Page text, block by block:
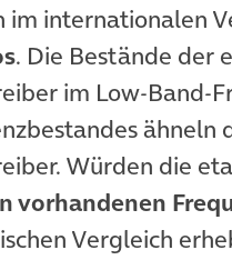
im internationalen
. Die Bestände der
im Low-Band-
ähneln
Würden die
vorhandenen
Vergleich